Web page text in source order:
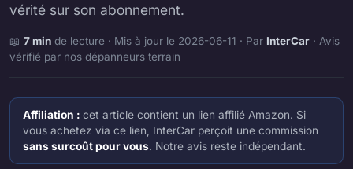
vérité sur son abonnement.
📖 7 min de lecture · Mis à jour le 2026-06-11 · Par InterCar · Avis
vérifié par nos dépanneurs terrain
Affiliation : cet article contient un lien affilié Amazon. Si
vous achetez via ce lien, InterCar perçoit une commission
sans surcoût pour vous. Notre avis reste indépendant.